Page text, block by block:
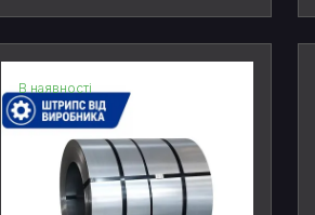
В наявності